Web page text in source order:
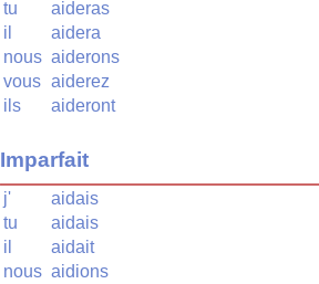
tu
aideras
il
aidera
nous aiderons
vous aiderez
ils
aideront
Imparfait
j'
aidais
tu
aidais
il
aidait
nous aidions